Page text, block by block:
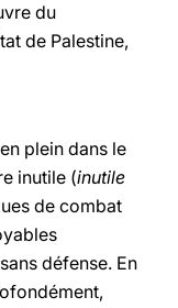
du
de Palestine,
plein dans le
inutile (inutile
de combat
défense. En